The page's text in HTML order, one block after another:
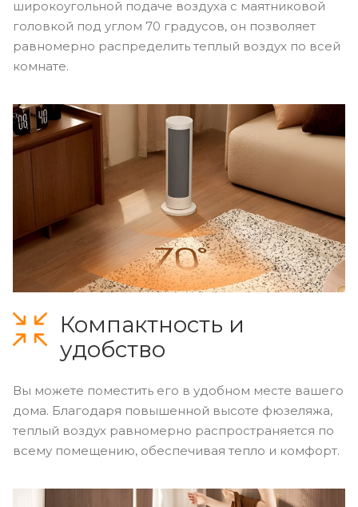
широкоугольной подаче воздуха с маятниковой
головкой под углом 70 градусов, он позволяет
равномерно распределить теплый воздух по всей
комнате.
Компактность и
удобство
Вы можете поместить его в удобном месте вашего
дома. Благодаря повышенной высоте фюзеляжа,
теплый воздух равномерно распространяется по
всему помещению, обеспечивая тепло и комфорт.